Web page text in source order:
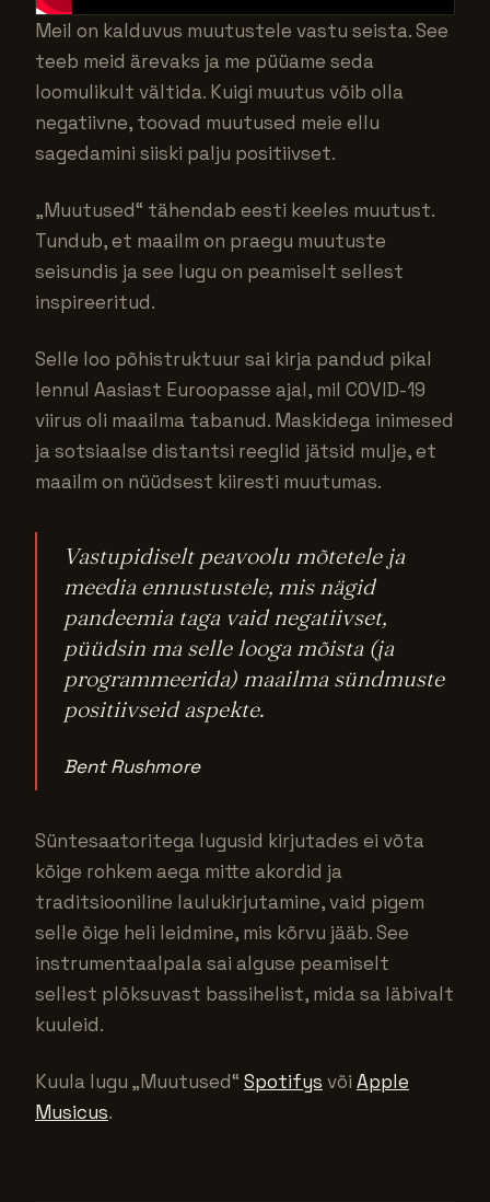
Meil on kalduvus muutustele vastu seista. See
teeb meid ärevaks ja me püüame seda
loomulikult vältida. Kuigi muutus võib olla
negatiivne, toovad muutused meie ellu
sagedamini siiski palju positiivset.
„Muutused“ tähendab eesti keeles muutust.
Tundub, et maailm on praegu muutuste
seisundis ja see lugu on peamiselt sellest
inspireeritud.
Selle loo põhistruktuur sai kirja pandud pikal
lennul Aasiast Euroopasse ajal, mil COVID-19
viirus oli maailma tabanud. Maskidega inimesed
ja sotsiaalse distantsi reeglid jätsid mulje, et
maailm on nüüdsest kiiresti muutumas.
Vastupidiselt peavoolu mõtetele ja
meedia ennustustele, mis nägid
pandeemia taga vaid negatiivset,
püüdsin ma selle looga mõista (ja
programmeerida) maailma sündmuste
positiivseid aspekte.
Bent Rushmore
Süntesaatoritega lugusid kirjutades ei võta
kõige rohkem aega mitte akordid ja
traditsiooniline laulukirjutamine, vaid pigem
selle õige heli leidmine, mis kõrvu jääb. See
instrumentaalpala sai alguse peamiselt
sellest plõksuvast bassihelist, mida sa läbivalt
kuuleid.
Kuula lugu „Muutused“ Spotifys või Apple
Musicus.